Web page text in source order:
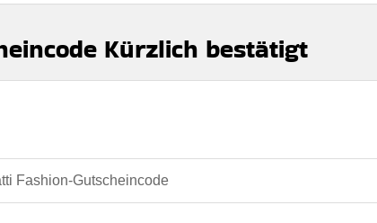
Kürzlich bestätigt
Fashion-Gutscheincode